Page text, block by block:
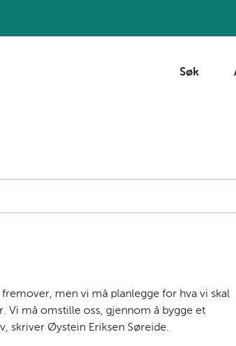
Søk
men vi må planlegge for hva vi skal
Vi må omstille oss, gjennom å bygge et
skriver Øystein Eriksen Søreide.